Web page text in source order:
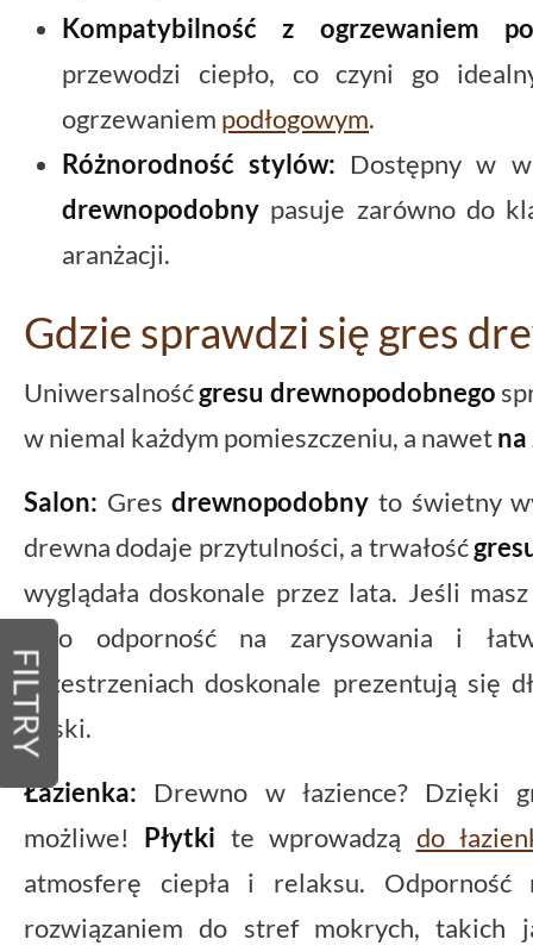
FILTRY
Kompatybilność z ogrzewaniem
przewodzi ciepło, co czyni go
ogrzewaniem podłogowym.
Różnorodność stylów: Dostępny w
drewnopodobny pasuje zarówno do
aranżacji.
Gdzie sprawdzi się gres
Uniwersalnośćgresu drewnopodobnego
w niemal każdym pomieszczeniu, a nawet
Salon: Gresdrewnopodobny to świetny
drewna dodaje przytulności, a trwałość
wyglądała doskonale przez lata. Jeśli
jego odporność na zarysowania i
przestrzeniach doskonale prezentują się
deski.
Łazienka: Drewno w łazience? Dzięki
możliwe! Płytki te wprowadzą do
atmosferę ciepła i relaksu.
rozwiązaniem do stref mokrych, takich